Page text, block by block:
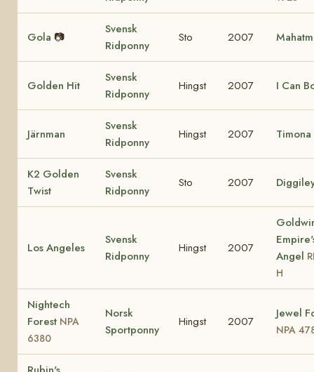
Gola 📷
Svensk
Ridponny
Sto 2007
Golden Hit
Svensk
Ridponny
Hingst 2007 I Can
Järnman
Svensk
Ridponny
Hingst 2007 Timona
K2 Golden
Twist
Svensk
Ridponny
Sto 2007
Los Angeles
Svensk
Ridponny
Hingst 2007
Angel
H
Nightech
Forest NPA
6380
Norsk
Sportponny
Hingst 2007
Jewel
NPA